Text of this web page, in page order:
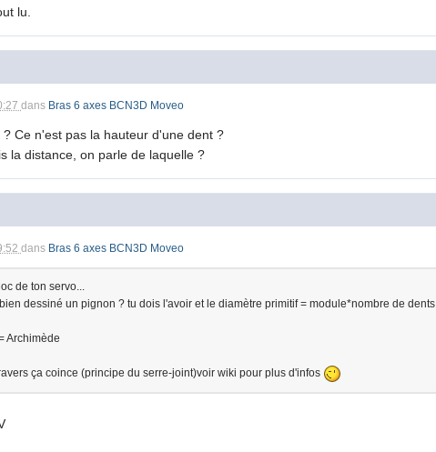
lu.
dans Bras 6 axes BCN3D Moveo
Ce n'est pas la hauteur d'une dent ?
la distance, on parle de laquelle ?
dans Bras 6 axes BCN3D Moveo
de ton servo...
dessiné un pignon ? tu dois l'avoir et le diamètre primitif = module*nombre de dents
Archimède
ça coince (principe du serre-joint)voir wiki pour plus d'infos